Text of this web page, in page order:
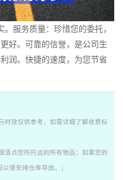
服务质量：珍惜您的委托，
好。可靠的信誉，是公司生
润。快捷的速度，为您节省
时效仅供参考，如需详细了解收费标
点您所托运的所有物品；如果您的
便安排仓库存放。；